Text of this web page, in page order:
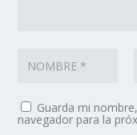
Guarda mi
navegador para la